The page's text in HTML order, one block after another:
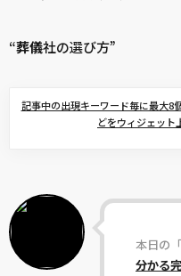
“葬儀社の選び方”
記事中の出現キーワード毎に最大8
どをウィジェット
本日の「
分かる